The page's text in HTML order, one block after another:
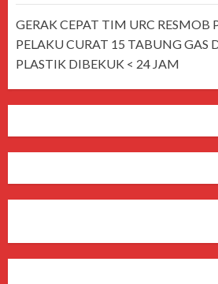
GERAK CEPAT TIM URC RESMOB
PELAKU CURAT 15 TABUNG GAS
PLASTIK DIBEKUK < 24 JAM